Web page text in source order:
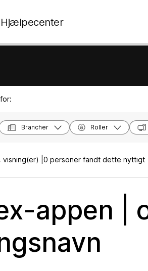
Hjælpecenter
Brancher Roller
visning(er) | 0 personer fandt dette nyttigt
appen |